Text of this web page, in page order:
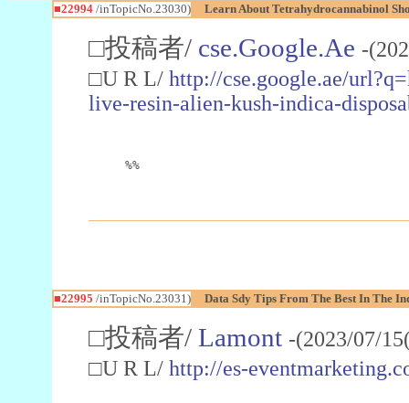
■22994/inTopicNo.23030) Learn About Tetrahydrocannabinol
□投稿者/ cse.Google.Ae -
□U R L/ http://cse.google.ae/
live-resin-alien-kush-indica-
%%
■22995 /inTopicNo.23031) Data Sdy Tips From The Best In The
□投稿者/ Lamont -(2023/07/
□U R L/ http://es-